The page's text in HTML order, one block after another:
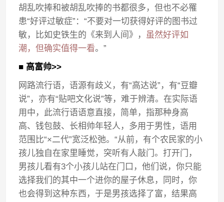
胡乱吹捧和被胡乱吹捧的书都很多，但也不必罹
患“好评过敏症”：“不要对一切获得好评的图书过
敏，比如史铁生的《来到人间》， 虽然好评如
潮，但确实值得一看。”
■ 高富帅>>
网路流行语，语源有歧义，有“高达说”，有“豆瓣
说”，亦有“贴吧文化说”等，难于辨清。在实际语
用中，此流行语语意直接，简单，指那种身高
高、钱包鼓、长相帅年轻人，多用于男性，语用
范围比“×二代”宽泛松弛。“从前，有个农民家的小
孩儿独自在家里睡觉，突听有人敲门。打开门，
男孩儿看有3个小孩儿站在门口，他们说，你只能
选择我们的其中一个进你的屋子休息，同时，你
也会得到这种东西，于是男孩选择了富，结果高